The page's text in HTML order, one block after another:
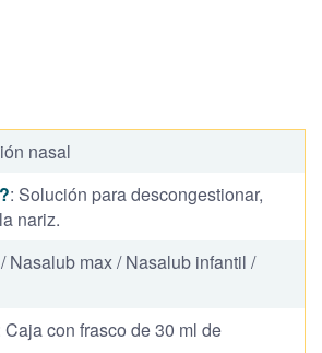
nasal
: Solución para descongestionar,
nariz.
Nasalub max / Nasalub infantil /
Caja con frasco de 30 ml de